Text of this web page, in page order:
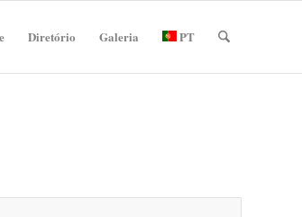
Diretório Galeria PT